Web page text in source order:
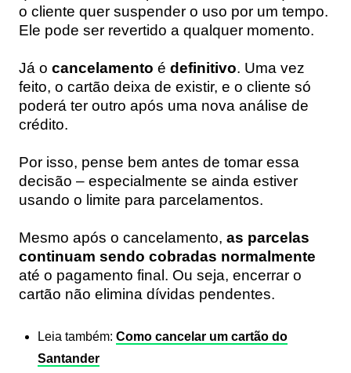
o cliente quer suspender o uso por um tempo.
Ele pode ser revertido a qualquer momento.
Já o cancelamento é definitivo. Uma vez
feito, o cartão deixa de existir, e o cliente só
poderá ter outro após uma nova análise de
crédito.
Por isso, pense bem antes de tomar essa
decisão – especialmente se ainda estiver
usando o limite para parcelamentos.
Mesmo após o cancelamento, as parcelas
continuam sendo cobradas normalmente
até o pagamento final. Ou seja, encerrar o
cartão não elimina dívidas pendentes.
Leia também: Como cancelar um cartão do
Santander